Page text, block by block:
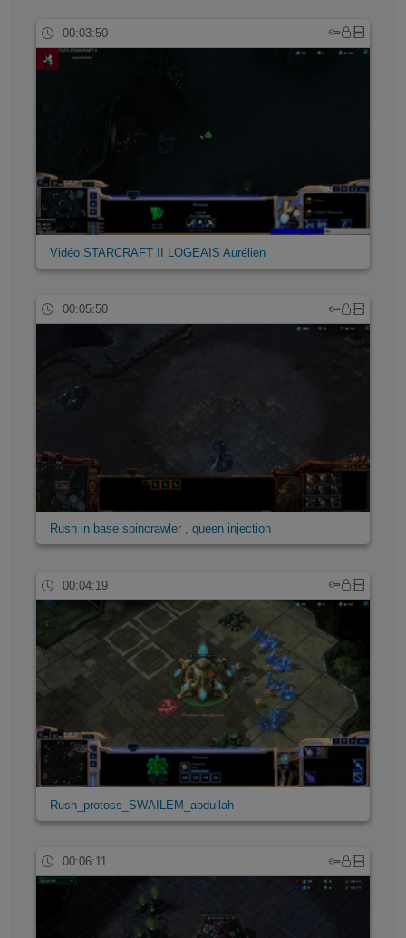
00:03:50
Vidéo STARCRAFT II LOGEAIS Aurélien
00:05:50
Rush in base spincrawler , queen injection
00:04:19
Rush_protoss_SWAILEM_abdullah
00:06:11